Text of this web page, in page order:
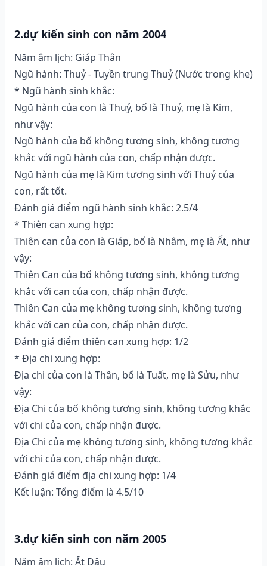
2.dự kiến sinh con năm 2004
Năm âm lịch: Giáp Thân
Ngũ hành: Thuỷ - Tuyền trung Thuỷ (Nước trong khe)
* Ngũ hành sinh khắc:
Ngũ hành của con là Thuỷ, bố là Thuỷ, mẹ là Kim,
như vậy:
Ngũ hành của bố không tương sinh, không tương
khắc với ngũ hành của con, chấp nhận được.
Ngũ hành của mẹ là Kim tương sinh với Thuỷ của
con, rất tốt.
Đánh giá điểm ngũ hành sinh khắc: 2.5/4
* Thiên can xung hợp:
Thiên can của con là Giáp, bố là Nhâm, mẹ là Ất, như
vậy:
Thiên Can của bố không tương sinh, không tương
khắc với can của con, chấp nhận được.
Thiên Can của mẹ không tương sinh, không tương
khắc với can của con, chấp nhận được.
Đánh giá điểm thiên can xung hợp: 1/2
* Địa chi xung hợp:
Địa chi của con là Thân, bố là Tuất, mẹ là Sửu, như
vậy:
Địa Chi của bố không tương sinh, không tương khắc
với chi của con, chấp nhận được.
Địa Chi của mẹ không tương sinh, không tương khắc
với chi của con, chấp nhận được.
Đánh giá điểm địa chi xung hợp: 1/4
Kết luận: Tổng điểm là 4.5/10
3.dự kiến sinh con năm 2005
Năm âm lịch: Ất Dậu